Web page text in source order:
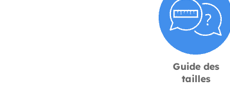
Guide des
tailles